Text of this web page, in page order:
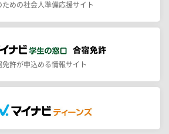
ための社会人準備応援サイト
免許が申込める情報サイト